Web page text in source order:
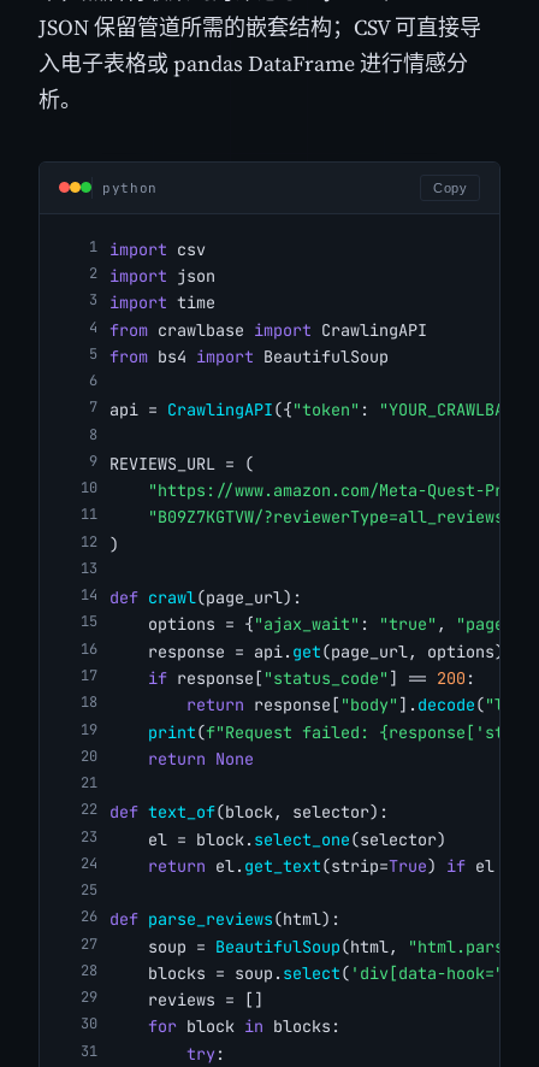
JSON 保留管道所需的嵌套结构；CSV 可直接导
入电子表格或 pandas DataFrame 进行情感分
析。
python Copy
import csv
import json
import time
from crawlbase import CrawlingAPI
from bs4 import BeautifulSoup
api = CrawlingAPI({"token" :
REVIEWS_URL = (
"https://www.amazon.com/Meta-Quest-
"B09Z7KGTVW/?reviewerType=all_reviews"
)
def crawl(page_url):
    options = {
"ajax_wait" : "true" ,
    response = api.
get(page_url, options)
if response[ "status_code" ] == 200 :
return response[ "body" ]. decode(
print(f"Request failed:
return None
def text_of(block, selector):
    el = block.
select_one(selector)
return el. get_text(strip=True) if el
def parse_reviews(html):
    soup =
BeautifulSoup(html, "html.parser"
    blocks = soup.
select( 'div[data-
    reviews = []
for block in blocks:
try: